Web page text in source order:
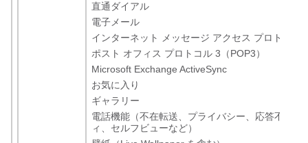
直通ダイアル
電子メール
インターネット メッセージ アクセス プロトコル
ポスト オフィス プロトコル 3（POP3）
Microsoft Exchange ActiveSync
お気に入り
ギャラリー
電話機能（不在転送、プライバシー、応答不可、
ィ、セルフビューなど）